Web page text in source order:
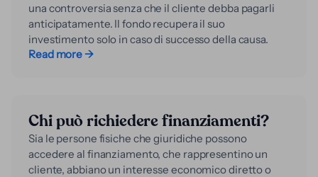
una controversia senza che il cliente debba pagarli
anticipatamente. Il fondo recupera il suo
investimento solo in caso di successo della causa.
Read more →
Chi può richiedere finanziamenti?
Sia le persone fisiche che giuridiche possono
accedere al finanziamento, che rappresentino un
cliente, abbiano un interesse economico diretto o